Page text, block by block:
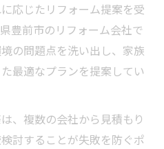
応じたリフォーム提案を受
豊前市のリフォーム会社で
の問題点を洗い出し、家族
最適なプランを提案してい
、複数の会社から見積もり
討することが失敗を防ぐポ